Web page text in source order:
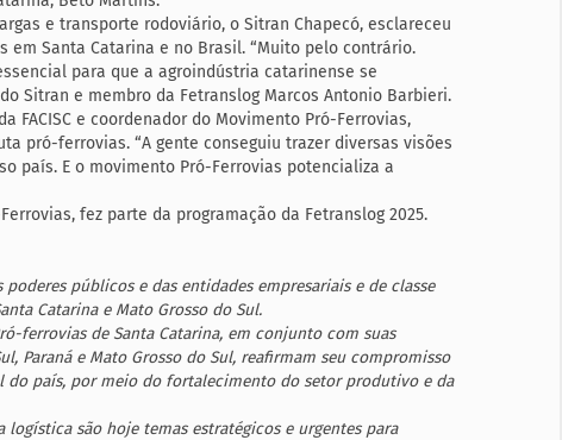
e transporte rodoviário, o Sitran Chapecó, esclareceu
Santa Catarina e no Brasil. “Muito pelo contrário.
para que a agroindústria catarinense se
Sitran e membro da Fetranslog Marcos Antonio Barbieri.
FACISC e coordenador do Movimento Pró-Ferrovias,
pró-ferrovias. “A gente conseguiu trazer diversas visões
país. E o movimento Pró-Ferrovias potencializa a
fez parte da programação da Fetranslog 2025.
públicos e das entidades empresariais e de classe
Catarina e Mato Grosso do Sul.
ferrovias de Santa Catarina, em conjunto com suas
Paraná e Mato Grosso do Sul, reafirmam seu compromisso
país, por meio do fortalecimento do setor produtivo e da
são hoje temas estratégicos e urgentes para